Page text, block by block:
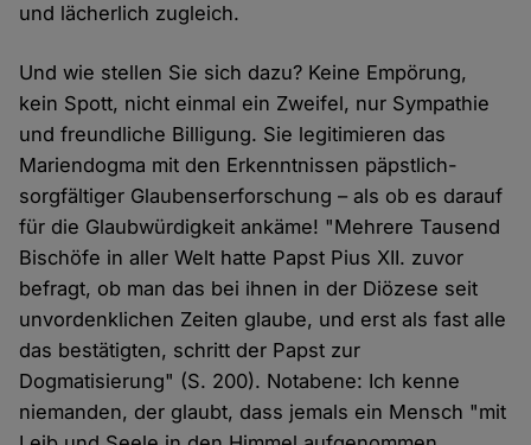
und lächerlich zugleich.
Und wie stellen Sie sich dazu? Keine Empörung,
kein Spott, nicht einmal ein Zweifel, nur Sympathie
und freundliche Billigung. Sie legitimieren das
Mariendogma mit den Erkenntnissen päpstlich-
sorgfältiger Glaubenserforschung – als ob es darauf
für die Glaubwürdigkeit ankäme! "Mehrere Tausend
Bischöfe in aller Welt hatte Papst Pius XII. zuvor
befragt, ob man das bei ihnen in der Diözese seit
unvordenklichen Zeiten glaube, und erst als fast alle
das bestätigten, schritt der Papst zur
Dogmatisierung" (S. 200). Notabene: Ich kenne
niemanden, der glaubt, dass jemals ein Mensch "mit